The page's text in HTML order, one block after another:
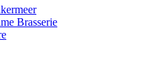
Brasserie